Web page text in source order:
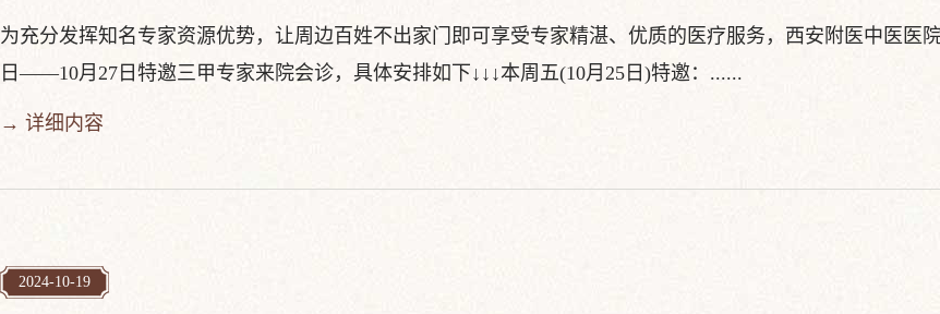
为充分发挥知名专家资源优势，让周边百姓不出家门即可享受专家精湛、优质的医疗服务，西安附医中医医
日——10月27日特邀三甲专家来院会诊，具体安排如下↓↓↓本周五(10月25日)特邀：......
→ 详细内容
2024-10-19